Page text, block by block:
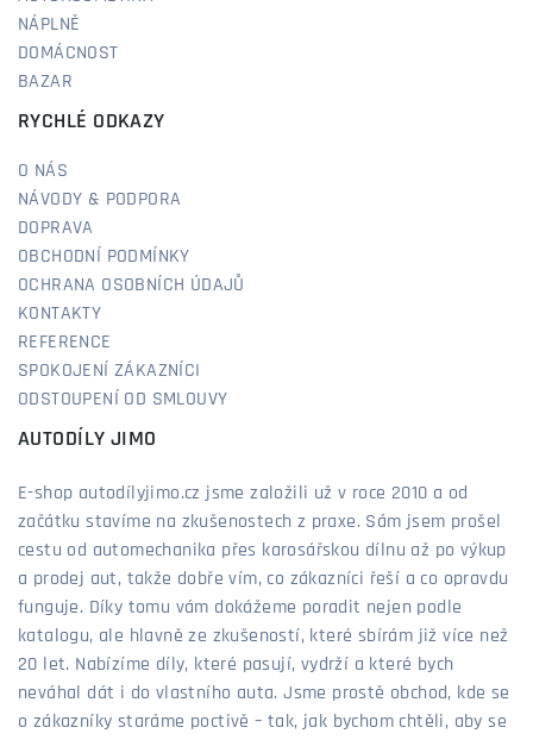
NÁPLNĚ
DOMÁCNOST
BAZAR
RYCHLÉ ODKAZY
O NÁS
NÁVODY & PODPORA
DOPRAVA
OBCHODNÍ PODMÍNKY
OCHRANA OSOBNÍCH ÚDAJŮ
KONTAKTY
REFERENCE
SPOKOJENÍ ZÁKAZNÍCI
ODSTOUPENÍ OD SMLOUVY
AUTODÍLY JIMO
E-shop autodílyjimo.cz jsme založili už v roce 2010 a od
začátku stavíme na zkušenostech z praxe. Sám jsem prošel
cestu od automechanika přes karosářskou dílnu až po výkup
a prodej aut, takže dobře vím, co zákazníci řeší a co opravdu
funguje. Díky tomu vám dokážeme poradit nejen podle
katalogu, ale hlavně ze zkušeností, které sbírám již více než
20 let. Nabízíme díly, které pasují, vydrží a které bych
neváhal dát i do vlastního auta. Jsme prostě obchod, kde se
o zákazníky staráme poctivě – tak, jak bychom chtěli, aby se